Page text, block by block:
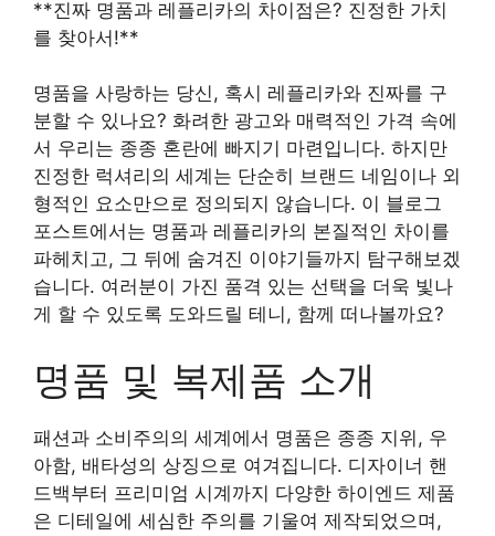
**진짜 명품과 레플리카의 차이점은? 진정한 가치
를 찾아서!**
명품을 사랑하는 당신, 혹시 레플리카와 진짜를 구
분할 수 있나요? 화려한 광고와 매력적인 가격 속에
서 우리는 종종 혼란에 빠지기 마련입니다. 하지만
진정한 럭셔리의 세계는 단순히 브랜드 네임이나 외
형적인 요소만으로 정의되지 않습니다. 이 블로그
포스트에서는 명품과 레플리카의 본질적인 차이를
파헤치고, 그 뒤에 숨겨진 이야기들까지 탐구해보겠
습니다. 여러분이 가진 품격 있는 선택을 더욱 빛나
게 할 수 있도록 도와드릴 테니, 함께 떠나볼까요?
명품 및 복제품 소개
패션과 소비주의의 세계에서 명품은 종종 지위, 우
아함, 배타성의 상징으로 여겨집니다. 디자이너 핸
드백부터 프리미엄 시계까지 다양한 하이엔드 제품
은 디테일에 세심한 주의를 기울여 제작되었으며,